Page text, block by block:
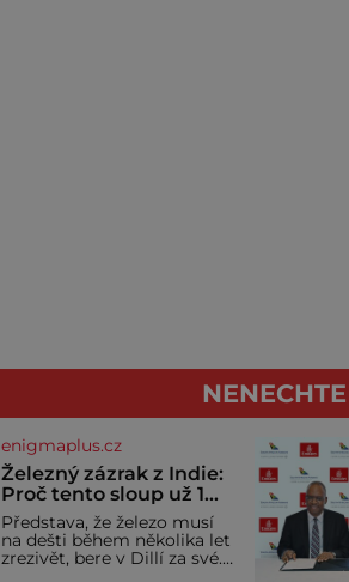
enigmaplus.cz
Železný zázrak z Indie:
Proč tento sloup už 1
600 let nezná rez?
Představa, že železo musí
na dešti během několika let
zrezivět, bere v Dillí za své.